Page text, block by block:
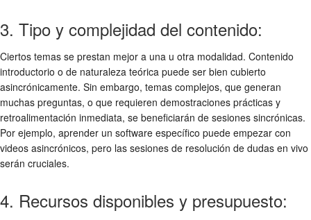
3. Tipo y complejidad del contenido:
Ciertos temas se prestan mejor a una u otra modalidad. Contenido
introductorio o de naturaleza teórica puede ser bien cubierto
asincrónicamente. Sin embargo, temas complejos, que generan
muchas preguntas, o que requieren demostraciones prácticas y
retroalimentación inmediata, se beneficiarán de sesiones sincrónicas.
Por ejemplo, aprender un software específico puede empezar con
videos asincrónicos, pero las sesiones de resolución de dudas en vivo
serán cruciales.
4. Recursos disponibles y presupuesto: